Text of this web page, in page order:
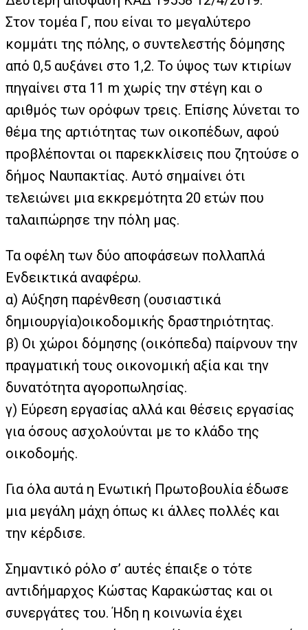
Στον τομέα Γ, που είναι το μεγαλύτερο
κομμάτι της πόλης, ο συντελεστής δόμησης
από 0,5 αυξάνει στο 1,2. Το ύψος των κτιρίων
πηγαίνει στα 11 m χωρίς την στέγη και ο
αριθμός των ορόφων τρεις. Επίσης λύνεται το
θέμα της αρτιότητας των οικοπέδων, αφού
προβλέπονται οι παρεκκλίσεις που ζητούσε ο
δήμος Ναυπακτίας. Αυτό σημαίνει ότι
τελειώνει μια εκκρεμότητα 20 ετών που
ταλαιπώρησε την πόλη μας.
Τα οφέλη των δύο αποφάσεων πολλαπλά
Ενδεικτικά αναφέρω.
α) Αύξηση παρένθεση (ουσιαστικά
δημιουργία)οικοδομικής δραστηριότητας.
β) Οι χώροι δόμησης (οικόπεδα) παίρνουν την
πραγματική τους οικονομική αξία και την
δυνατότητα αγοροπωλησίας.
γ) Εύρεση εργασίας αλλά και θέσεις εργασίας
για όσους ασχολούνται με το κλάδο της
οικοδομής.
Για όλα αυτά η Ενωτική Πρωτοβουλία έδωσε
μια μεγάλη μάχη όπως κι άλλες πολλές και
την κέρδισε.
Σημαντικό ρόλο σ’ αυτές έπαιξε ο τότε
αντιδήμαρχος Κώστας Καρακώστας και οι
συνεργάτες του. Ήδη η κοινωνία έχει